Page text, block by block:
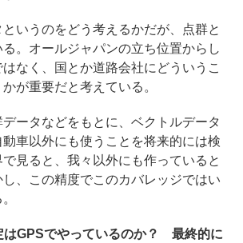
いうのをどう考えるかだが、点群と
。オールジャパンの立ち位置からし
なく、国とか道路会社にどういうこ
が重要だと考えている。
ータなどをもとに、ベクトルデータ
車以外にも使うことを将来的には検
見ると、我々以外にも作っていると
、この精度でこのカバレッジではい
はGPSでやっているのか？ 最終的に